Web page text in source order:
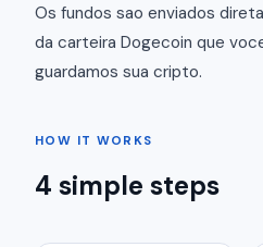
Os fundos sao enviados
da carteira Dogecoin que
guardamos sua cripto.
HOW IT WORKS
4 simple steps